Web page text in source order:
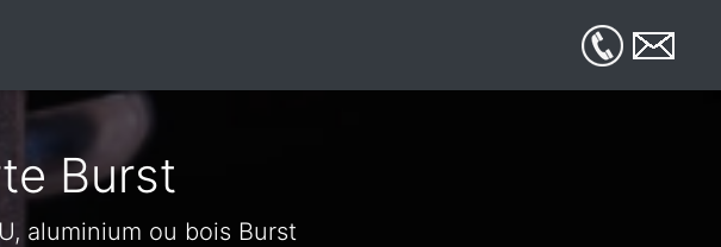
Burst
aluminium ou bois Burst